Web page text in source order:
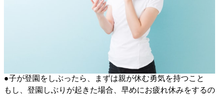
●子が登園をしぶったら、まずは親が休む勇気を持つこと
もし、登園しぶりが起きた場合、早めにお疲れ休みをするの